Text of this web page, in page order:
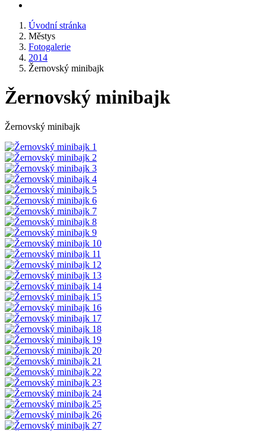
Úvodní stránka
Městys
Fotogalerie
2014
Žernovský minibajk
Žernovský minibajk
Žernovský minibajk